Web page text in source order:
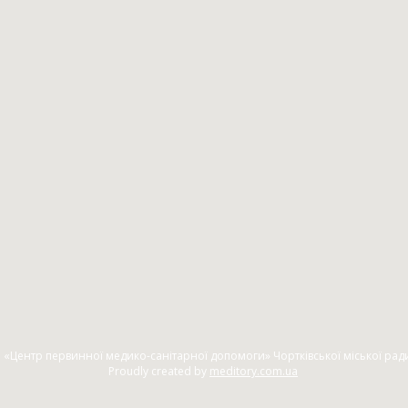
первинної медико-санітарної допомоги» Чортківської міської
Proudly created by meditory.com.ua